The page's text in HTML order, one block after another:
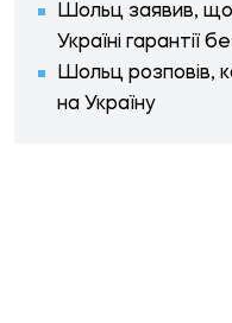
Шольц заявив,
Україні гарантії
Шольц розповів,
на Україну